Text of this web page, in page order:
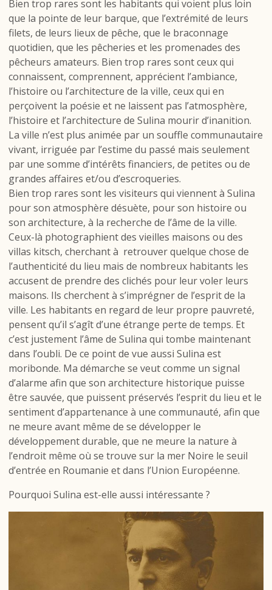
Bien trop rares sont les habitants qui voient plus loin
que la pointe de leur barque, que l’extrémité de leurs
filets, de leurs lieux de pêche, que le braconnage
quotidien, que les pêcheries et les promenades des
pêcheurs amateurs. Bien trop rares sont ceux qui
connaissent, comprennent, apprécient l’ambiance,
l’histoire ou l’architecture de la ville, ceux qui en
perçoivent la poésie et ne laissent pas l’atmosphère,
l’histoire et l’architecture de Sulina mourir d’inanition.
La ville n’est plus animée par un souffle communautaire
vivant, irriguée par l’estime du passé mais seulement
par une somme d’intérêts financiers, de petites ou de
grandes affaires et/ou d’escroqueries.
Bien trop rares sont les visiteurs qui viennent à Sulina
pour son atmosphère désuète, pour son histoire ou
son architecture, à la recherche de l’âme de la ville.
Ceux-là photographient des vieilles maisons ou des
villas kitsch, cherchant à retrouver quelque chose de
l’authenticité du lieu mais de nombreux habitants les
accusent de prendre des clichés pour leur voler leurs
maisons. Ils cherchent à s’imprégner de l’esprit de la
ville. Les habitants en regard de leur propre pauvreté,
pensent qu’il s’agît d’une étrange perte de temps. Et
c’est justement l’âme de Sulina qui tombe maintenant
dans l’oubli. De ce point de vue aussi Sulina est
moribonde. Ma démarche se veut comme un signal
d’alarme afin que son architecture historique puisse
être sauvée, que puissent préservés l’esprit du lieu et le
sentiment d’appartenance à une communauté, afin que
ne meure avant même de se développer le
développement durable, que ne meure la nature à
l’endroit même où se trouve sur la mer Noire le seuil
d’entrée en Roumanie et dans l’Union Européenne.
Pourquoi Sulina est-elle aussi intéressante ?